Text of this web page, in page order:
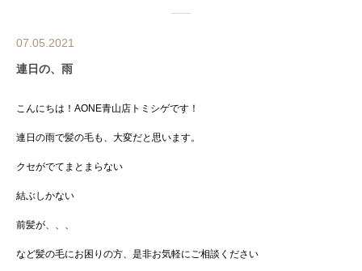
07.05.2021
連日の、雨
こんにちは！AONE青山店トミシゲです！
連日の雨で髪の毛も、大変だと思います。
クセがでてまとまらない
結ぶしかない
前髪が、、、
など髪の毛にお困りの方、是非お気軽にご相談ください